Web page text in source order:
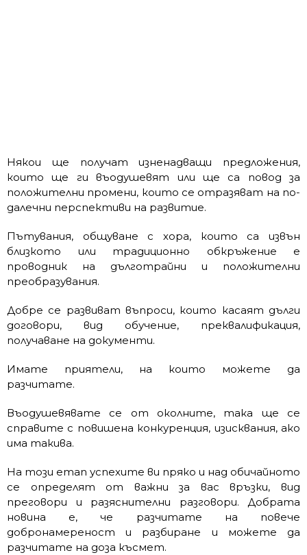
Някои ще получат изненадващи предложения,
които ще ги въодушевят или ще са повод за
положителни промени, които се отразяват на по-
далечни перспективи на развитие.
Пътувания, общуване с хора, които са извън
близкото или традиционно обкръжение е
проводник на дълготрайни и положителни
преобразувания.
Добре се развиват въпроси, които касаят дълги
договори, вид обучение, преквалификация,
получаване на документи.
Имате приятели, на които можете да
разчитате.
Въодушевявате се от околните, така ще се
справите с повишена конкуренция, изисквания, ако
има такива.
На този етап успехите ви пряко и над обичайното
се определят от важни за вас връзки, вид
преговори и разяснителни разговори. Добрата
новина е, че разчитате на повече
добронамереност и разбиране и можете да
разчитате на доза късмет.